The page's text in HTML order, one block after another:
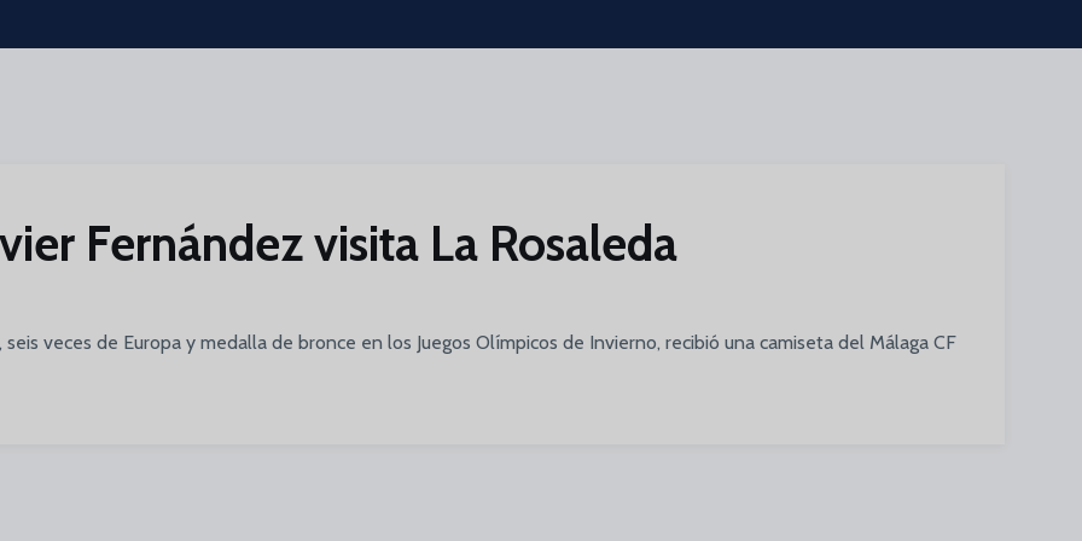
Fernández visita La Rosaleda
veces de Europa y medalla de bronce en los Juegos Olímpicos de Invierno, recibió una camiseta del Málaga CF